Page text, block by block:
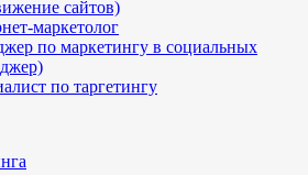
сайтов)
маркетолог
по маркетингу в социальных
по таргетингу